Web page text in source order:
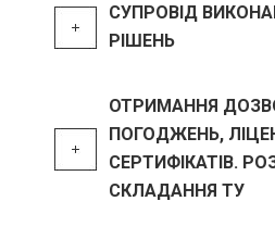
СУПРОВІД
РІШЕНЬ
ОТРИМАННЯ
ПОГОДЖЕНЬ,
СЕРТИФІКАТІВ.
СКЛАДАННЯ ТУ